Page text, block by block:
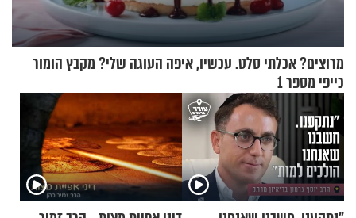
מרוצים? אכלתי סלט. עכשיו, איפה העוגה שלי? מקבץ הומור
כייפי מספר 1